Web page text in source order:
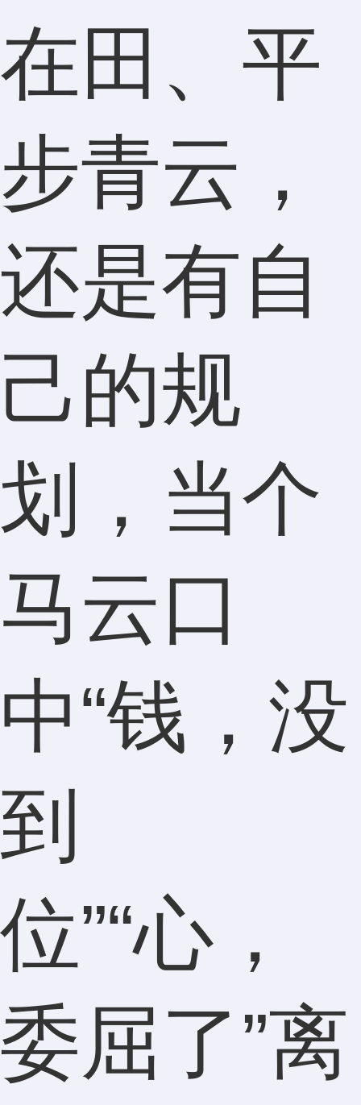
在田、平
步青云，
还是有自
己的规
划，当个
马云口
中“钱，没
到
位”“心，
委屈了”离